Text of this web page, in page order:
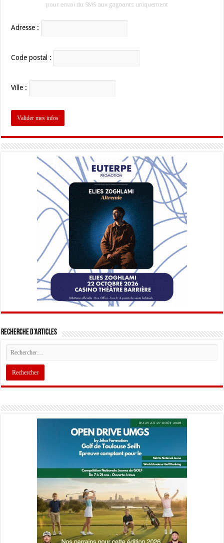
pour envoi du SMS aux gagnants uniquement
Adresse :
Code postal :
Ville :
Recherche d’articles